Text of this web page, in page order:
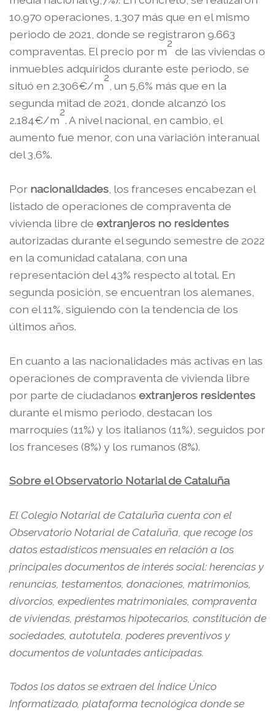
10.970 operaciones, 1.307 más que en el mismo
periodo de 2021, donde se registraron 9.663
compraventas. El precio por m
2
de las viviendas o
inmuebles adquiridos durante este periodo, se
situó en 2.306€/m
2
, un 5,6% más que en la
segunda mitad de 2021, donde alcanzó los
2.184€/m
2
. A nivel nacional, en cambio, el
aumento fue menor, con una variación interanual
del 3,6%.
Por nacionalidades, los franceses encabezan el
listado de operaciones de compraventa de
vivienda libre de extranjeros no residentes
autorizadas durante el segundo semestre de 2022
en la comunidad catalana, con una
representación del 43% respecto al total. En
segunda posición, se encuentran los alemanes,
con el 11%, siguiendo con la tendencia de los
últimos años.
En cuanto a las nacionalidades más activas en las
operaciones de compraventa de vivienda libre
por parte de ciudadanos extranjeros residentes
durante el mismo periodo, destacan los
marroquíes (11%) y los italianos (11%), seguidos por
los franceses (8%) y los rumanos (8%).
Sobre el Observatorio Notarial de Cataluña
El Colegio Notarial de Cataluña cuenta con el
Observatorio Notarial de Cataluña, que recoge los
datos estadísticos mensuales en relación a los
principales documentos de interés social: herencias y
renuncias, testamentos, donaciones, matrimonios,
divorcios, expedientes matrimoniales, compraventa
de viviendas, préstamos hipotecarios, constitución de
sociedades, autotutela, poderes preventivos y
documentos de voluntades anticipadas.
Todos los datos se extraen del Índice Único
Informatizado, plataforma tecnológica donde se